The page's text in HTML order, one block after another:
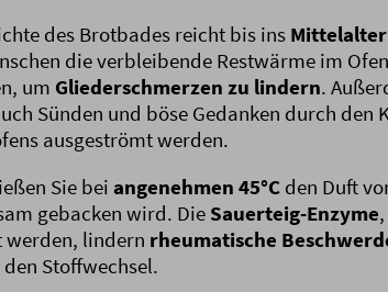
des Brotbades reicht bis ins Mittelalter
die verbleibende Restwärme im
um Gliederschmerzen zu lindern.
Sünden und böse Gedanken durch den
ausgeströmt werden.
Sie bei angenehmen 45°C den Duft
gebacken wird. Die Sauerteig-Enzyme
werden, lindern rheumatische
Stoffwechsel.